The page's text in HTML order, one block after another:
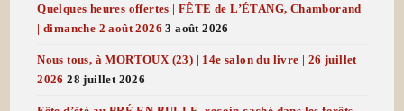
Quelques heures offertes | FÊTE de L’ÉTANG, Chamborand
| dimanche 2 août 2026 3 août 2026
Nous tous, à MORTOUX (23) | 14e salon du livre | 26 juillet
2026 28 juillet 2026